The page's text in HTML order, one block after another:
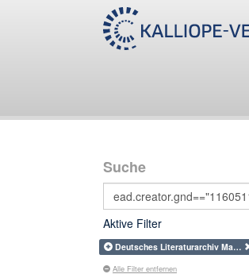
Suche
Aktive Filter
Deutsches Literaturarchiv Ma…
Alle Filter entfernen